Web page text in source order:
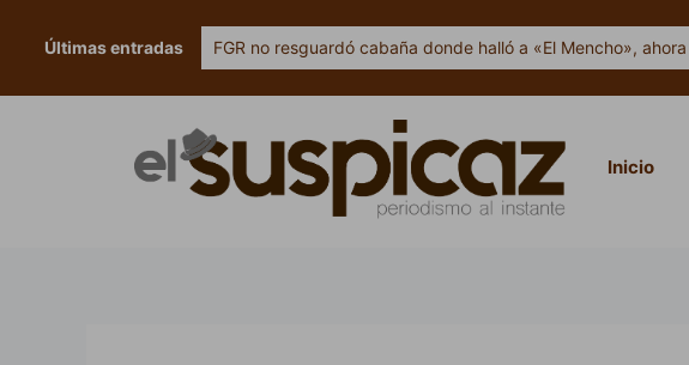
Últimas entradas FGR no resguardó cabaña donde halló a «El Mencho»,
Inicio